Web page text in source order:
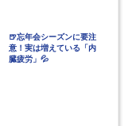
🍺忘年会シーズンに要注
意！実は増えている「内
臓疲労」💦